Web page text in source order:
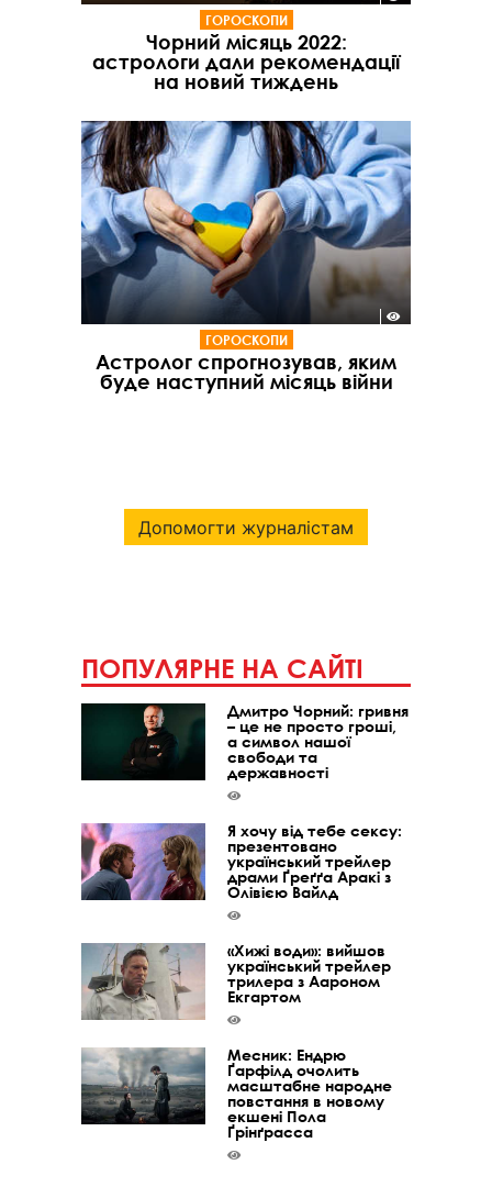
ГОРОСКОПИ
Чорний місяць 2022:
астрологи дали рекомендації
на новий тиждень
ГОРОСКОПИ
Астролог спрогнозував, яким
буде наступний місяць війни
Допомогти журналістам
ПОПУЛЯРНЕ НА САЙТІ
Дмитро Чорний: гривня
– це не просто гроші,
а символ нашої
свободи та
державності
Я хочу від тебе сексу:
презентовано
український трейлер
драми Ґреґґа Аракі з
Олівією Вайлд
«Хижі води»: вийшов
український трейлер
трилера з Аароном
Екгартом
Месник: Ендрю
Ґарфілд очолить
масштабне народне
повстання в новому
екшені Пола
Ґрінґрасса